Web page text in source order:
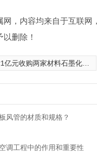
网，内容均来自于互联
删除！
收购两家材料石墨化公司股权
风管的材质和规格？
调工程中的作用和重要性